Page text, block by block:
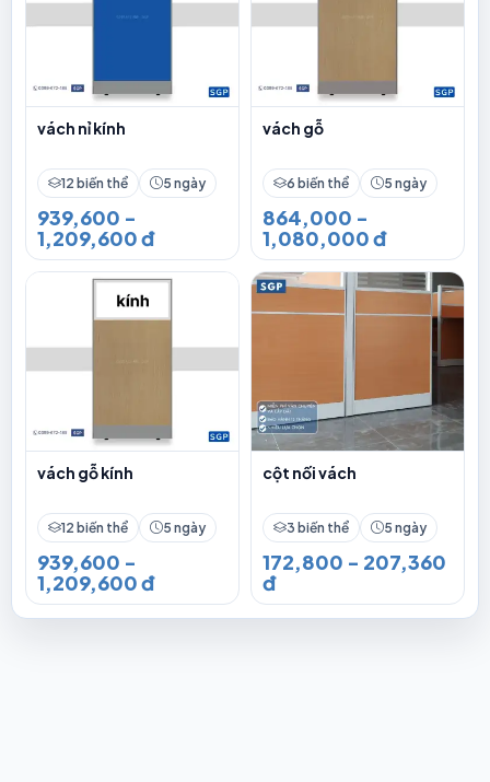
vách nỉ kính
12 biến thể 5 ngày
939,600 -
1,209,600 đ
vách gỗ
6 biến thể 5 ngày
864,000 -
1,080,000 đ
vách gỗ kính
12 biến thể 5 ngày
939,600 -
1,209,600 đ
cột nối vách
3 biến thể 5 ngày
172,800 - 207,360
đ